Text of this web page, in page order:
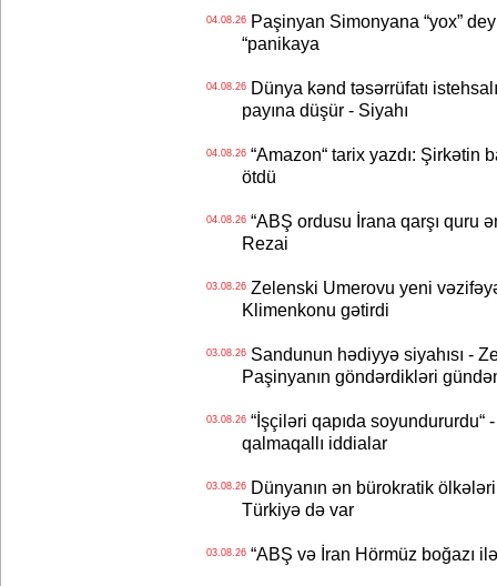
04.08.26Paşinyan Simonyana “yox”
“panikaya
04.08.26Dünya kənd təsərrüfatı
payına düşür - Siyahı
04.08.26“Amazon“ tarix yazdı: Şirkətin
ötdü
04.08.26“ABŞ ordusu İrana qarşı quru
Rezai
03.08.26Zelenski Umerovu yeni
Klimenkonu gətirdi
03.08.26Sandunun hədiyyə siyahısı -
Paşinyanın göndərdikləri
03.08.26“İşçiləri qapıda soyundururdu“
qalmaqallı iddialar
03.08.26Dünyanın ən bürokratik ölkələri
Türkiyə də var
03.08.26“ABŞ və İran Hörmüz boğazı ilə